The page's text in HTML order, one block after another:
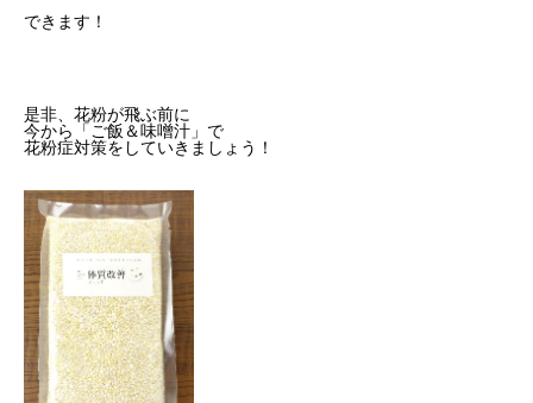
できます！
是非、花粉が飛ぶ前に
今から「ご飯＆味噌汁」で
花粉症対策をしていきましょう！